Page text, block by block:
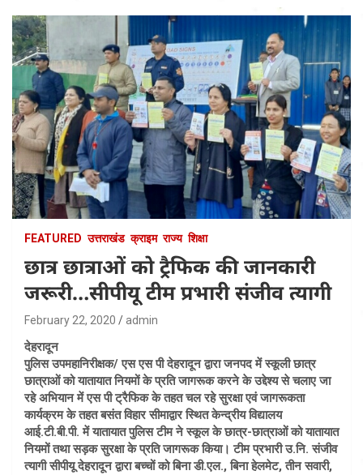
FEATURED उत्तराखंड क्राइम राज्य शिक्षा
छात्र छात्राओं को ट्रैफिक की जानकारी
जरूरी…सीपीयू टीम प्रभारी संजीव त्यागी
February 22, 2020 admin
देहरादून
पुलिस उपमहानिरीक्षक/ एस एस पी देहरादून द्वारा जनपद में स्कूली छात्र
छात्राओं को यातायात नियमों के प्रति जागरूक करने के उद्देश्य से चलाए जा
रहे अभियान में एस पी ट्रैफिक के तहत चल रहे सुरक्षा एवं जागरूकता
कार्यक्रम के तहत बसंत विहार सीमाद्वार स्थित केन्द्रीय विद्यालय
आई.टी.बी.पी. में यातायात पुलिस टीम ने स्कूल के छात्र-छात्राओं को यातायात
नियमों तथा सड़क सुरक्षा के प्रति जागरूक किया। टीम प्रभारी उ.नि. संजीव
त्यागी सीपीयू देहरादून द्वारा बच्चों को बिना डी.एल., बिना हेलमेट, तीन सवारी,